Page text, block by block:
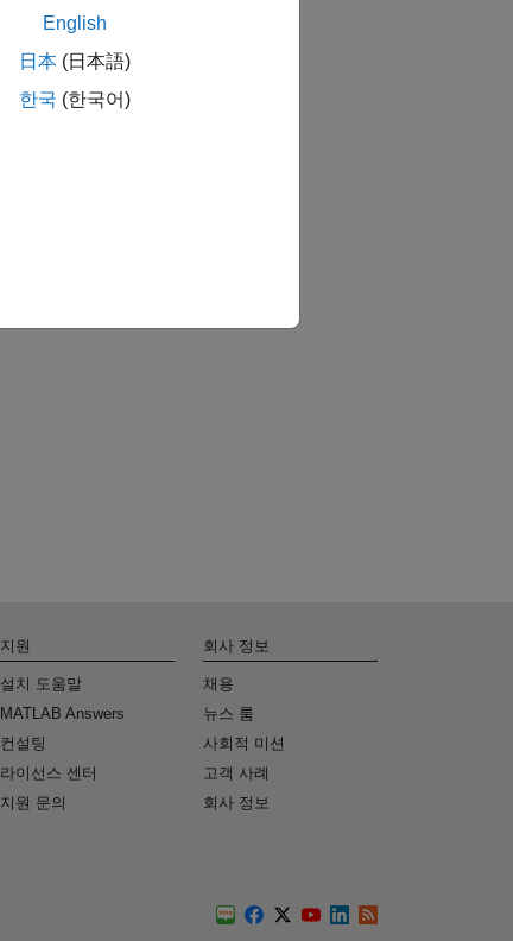
English
日本 (日本語)
한국 (한국어)
지원
설치 도움말
MATLAB Answers
컨설팅
라이선스 센터
지원 문의
회사 정보
채용
뉴스 룸
사회적 미션
고객 사례
회사 정보